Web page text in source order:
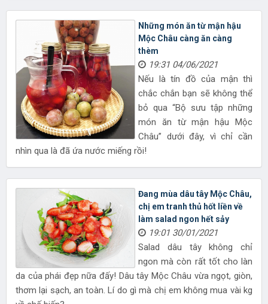
Những món ăn từ mận hậu
Mộc Châu càng ăn càng
thèm
19:31 04/06/2021
Nếu là tín đồ của mận thì
chắc chắn bạn sẽ không thể
bỏ qua “Bộ sưu tập những
món ăn từ mận hậu Mộc
Châu” dưới đây, vì chỉ cần
nhìn qua là đã ứa nước miếng rồi!
Đang mùa dâu tây Mộc Châu,
chị em tranh thủ hốt liền về
làm salad ngon hết sảy
19:01 30/01/2021
Salad dâu tây không chỉ
ngon mà còn rất tốt cho làn
da của phái đẹp nữa đấy! Dâu tây Mộc Châu vừa ngọt, giòn,
thơm lại sạch, an toàn. Lí do gì mà chị em không mua vài kg